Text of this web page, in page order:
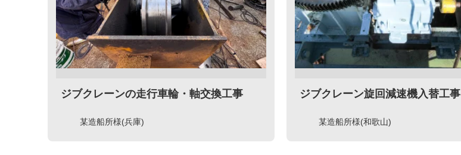
ジブクレーンの走行車輪・軸交換工事
某造船所様(兵庫)
ジブクレーン旋回減速機入替工事
某造船所様(和歌山)